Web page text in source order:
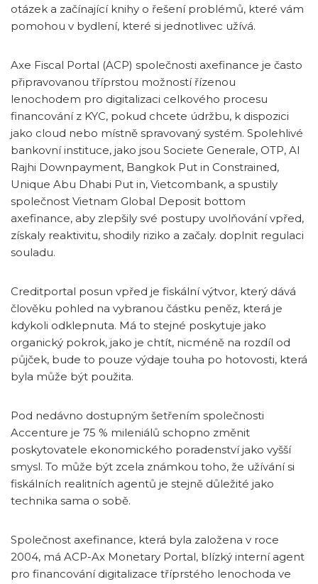
otázek a začínající knihy o řešení problémů, které vám
pomohou v bydlení, které si jednotlivec užívá.
Axe Fiscal Portal (ACP) společnosti axefinance je často
připravovanou tříprstou možností řízenou
lenochodem pro digitalizaci celkového procesu
financování z KYC, pokud chcete údržbu, k dispozici
jako cloud nebo místně spravovaný systém. Spolehlivé
bankovní instituce, jako jsou Societe Generale, OTP, Al
Rajhi Downpayment, Bangkok Put in Constrained,
Unique Abu Dhabi Put in, Vietcombank, a spustily
společnost Vietnam Global Deposit bottom
axefinance, aby zlepšily své postupy uvolňování vpřed,
získaly reaktivitu, shodily riziko a začaly. doplnit regulaci
souladu.
Creditportal posun vpřed je fiskální výtvor, který dává
člověku pohled na vybranou částku peněz, která je
kdykoli odklepnuta. Má to stejné poskytuje jako
organický pokrok, jako je chtít, nicméně na rozdíl od
půjček, bude to pouze výdaje touha po hotovosti, která
byla může být použita.
Pod nedávno dostupným šetřením společnosti
Accenture je 75 % mileniálů schopno změnit
poskytovatele ekonomického poradenství jako vyšší
smysl. To může být zcela známkou toho, že užívání si
fiskálních realitních agentů je stejně důležité jako
technika sama o sobě.
Společnost axefinance, která byla založena v roce
2004, má ACP-Ax Monetary Portal, blízký interní agent
pro financování digitalizace tříprstého lenochoda ve